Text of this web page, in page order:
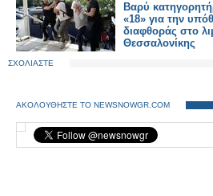
Βαρύ
«18» για την
διαφθοράς στο
Θεσσαλονίκης
ΣΧΟΛΙΑΣΤΕ
ΑΚΟΛΟΥΘΗΣΤΕ ΤΟ NEWSNOWGR.COM